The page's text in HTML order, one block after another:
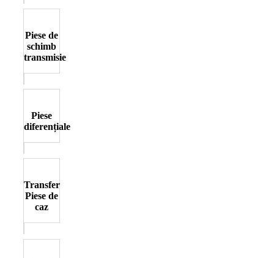
Piese de
schimb
transmisie
Piese
diferențiale
Transfer
Piese de
caz